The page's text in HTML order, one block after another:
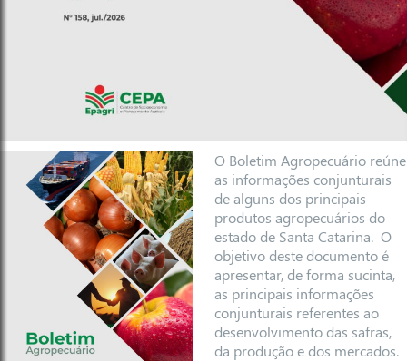
O Boletim Agropecuário reúne
as informações conjunturais
de alguns dos principais
produtos agropecuários do
estado de Santa Catarina. O
objetivo deste documento é
apresentar, de forma sucinta,
as principais informações
conjunturais referentes ao
desenvolvimento das safras,
da produção e dos mercados.